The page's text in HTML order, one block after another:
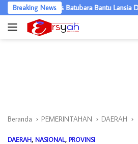
Langsung
ke
Breaking News
Kapolres Batubara Bantu Lansia Disabilitas
Beranda PEMERINTAHAN DAERAH
DAERAH, NASIONAL, PROVINSI